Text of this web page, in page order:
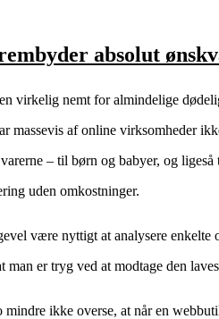
absolut
virkelig nemt for almindelige
massevis af online virksomheder
– til børn og babyer, og
uden omkostninger.
være nyttigt at analysere enkelte
man er tryg ved at modtage den
mindre ikke overse, at når en